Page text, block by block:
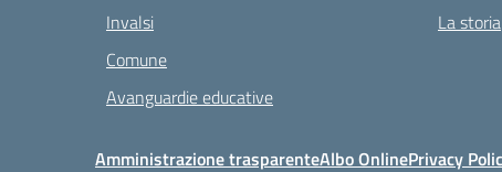
Invalsi
Comune
Avanguardie educative
La storia
Amministrazione trasparenteAlbo OnlinePrivacy